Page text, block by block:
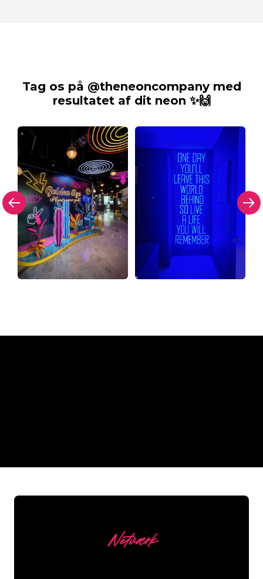
Tag os på @theneoncompany med
resultatet af dit neon ✨🙌
Netværk